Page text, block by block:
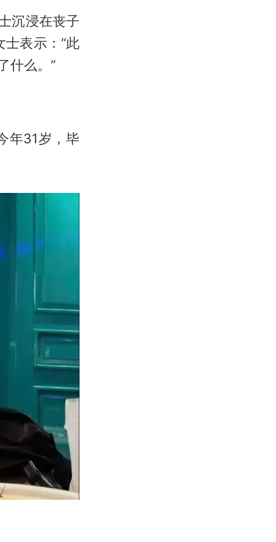
沉浸在丧子
表示：“此
什么。”
年31岁，毕